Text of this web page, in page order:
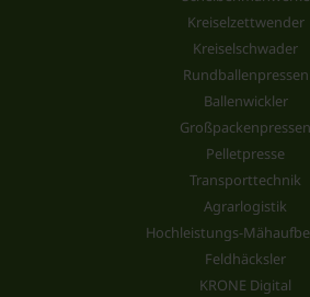
Kreiselzettwender
Kreiselschwader
Rundballenpressen
Ballenwickler
Großpackenpressen
Pelletpresse
Transporttechnik
Agrarlogistik
Hochleistungs-
Feldhäcksler
KRONE Digital